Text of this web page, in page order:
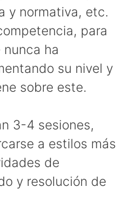
y normativa, etc.
para
ha
su nivel y
sobre este.
3-4 sesiones,
a estilos más
de
y resolución de